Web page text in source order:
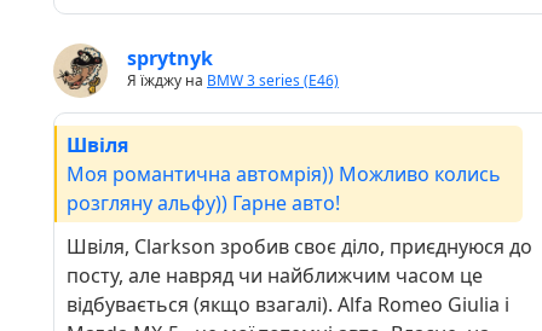
sprytnyk
Я їжджу на BMW 3 series (E46)
Швіля
Моя романтична автомрія)) Можливо колись
розгляну альфу)) Гарне авто!
Швіля, Clarkson зробив своє діло, приєднуюся до
посту, але навряд чи найближчим часом це
відбувається (якщо взагалі). Alfa Romeo Giulia і